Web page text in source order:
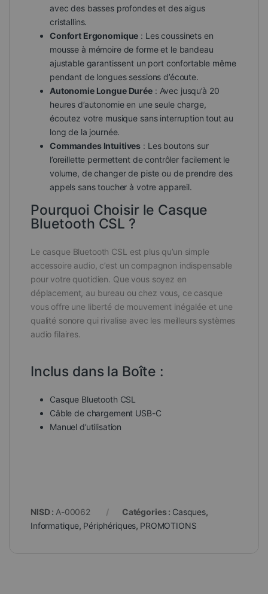
avec des basses profondes et des aigus
cristallins.
Confort Ergonomique : Les coussinets en
mousse à mémoire de forme et le bandeau
ajustable garantissent un port confortable même
pendant de longues sessions d’écoute.
Autonomie Longue Durée: Avec jusqu’à 20
heures d’autonomie en une seule charge,
écoutez votre musique sans interruption tout au
long de la journée.
Commandes Intuitives : Les boutons sur
l’oreillette permettent de contrôler facilement le
volume, de changer de piste ou de prendre des
appels sans toucher à votre appareil.
Pourquoi Choisir le Casque
Bluetooth CSL ?
Le casque Bluetooth CSL est plus qu’un simple
accessoire audio, c’est un compagnon indispensable
pour votre quotidien. Que vous soyez en
déplacement, au bureau ou chez vous, ce casque
vous offre une liberté de mouvement inégalée et une
qualité sonore qui rivalise avec les meilleurs systèmes
audio filaires.
Inclus dans la Boîte :
Casque Bluetooth CSL
Câble de chargement USB-C
Manuel d’utilisation
NISD :A-00062 Catégories : Casques,
Informatique, Périphériques, PROMOTIONS